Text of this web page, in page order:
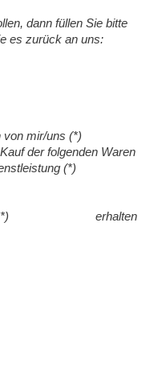
dann füllen Sie bitte
es zurück an uns:
von mir/uns (*)
der folgenden Waren
(*)
erhalten